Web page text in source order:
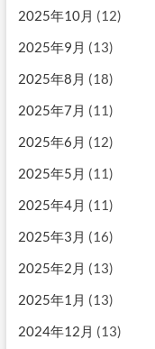
2025年10月 (12)
2025年9月 (13)
2025年8月 (18)
2025年7月 (11)
2025年6月 (12)
2025年5月 (11)
2025年4月 (11)
2025年3月 (16)
2025年2月 (13)
2025年1月 (13)
2024年12月 (13)